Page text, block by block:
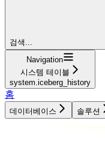
검색...
Navigation
시스템 테이블
system.iceberg_history
홈
데이터베이스 솔루션